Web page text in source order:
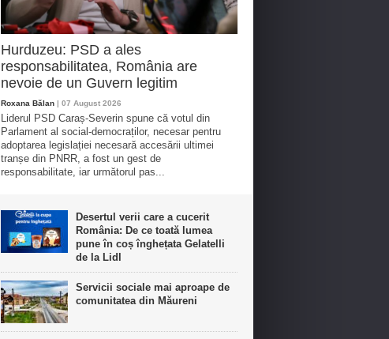
Hurduzeu: PSD a ales
responsabilitatea, România are
nevoie de un Guvern legitim
Roxana Bălan | 07 August 2026
Liderul PSD Caraș-Severin spune că votul din
Parlament al social-democraților, necesar pentru
adoptarea legislației necesară accesării ultimei
tranșe din PNRR, a fost un gest de
responsabilitate, iar următorul pas...
Desertul verii care a cucerit
România: De ce toată lumea
pune în coș înghețata Gelatelli
de la Lidl
Servicii sociale mai aproape de
comunitatea din Măureni